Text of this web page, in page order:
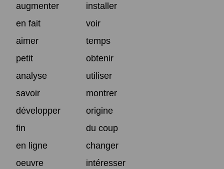
augmenter
installer
en fait
voir
aimer
temps
petit
obtenir
analyse
utiliser
savoir
montrer
développer
origine
fin
du coup
en ligne
changer
oeuvre
intéresser